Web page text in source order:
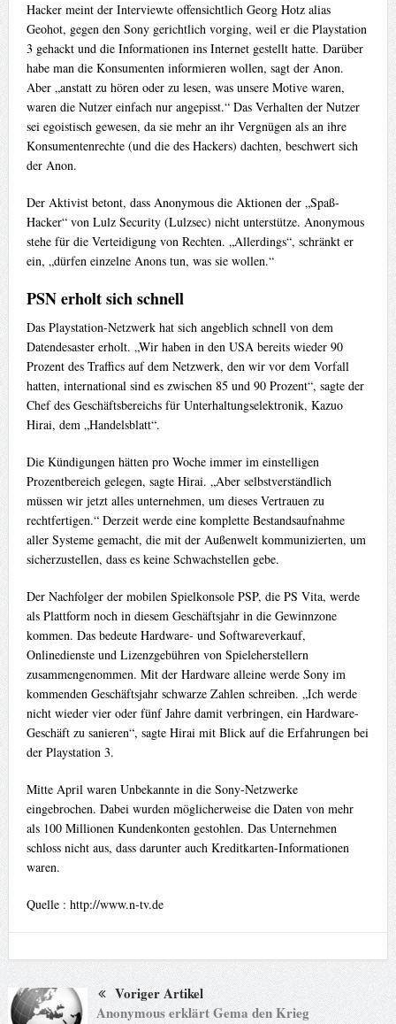
Hacker meint der Interviewte offensichtlich Georg Hotz alias
Geohot, gegen den Sony gerichtlich vorging, weil er die Playstation
3 gehackt und die Informationen ins Internet gestellt hatte. Darüber
habe man die Konsumenten informieren wollen, sagt der Anon.
Aber „anstatt zu hören oder zu lesen, was unsere Motive waren,
waren die Nutzer einfach nur angepisst.“ Das Verhalten der Nutzer
sei egoistisch gewesen, da sie mehr an ihr Vergnügen als an ihre
Konsumentenrechte (und die des Hackers) dachten, beschwert sich
der Anon.
Der Aktivist betont, dass Anonymous die Aktionen der „Spaß-
Hacker“ von Lulz Security (Lulzsec) nicht unterstütze. Anonymous
stehe für die Verteidigung von Rechten. „Allerdings“, schränkt er
ein, „dürfen einzelne Anons tun, was sie wollen.“
PSN erholt sich schnell
Das Playstation-Netzwerk hat sich angeblich schnell von dem
Datendesaster erholt. „Wir haben in den USA bereits wieder 90
Prozent des Traffics auf dem Netzwerk, den wir vor dem Vorfall
hatten, international sind es zwischen 85 und 90 Prozent“, sagte der
Chef des Geschäftsbereichs für Unterhaltungselektronik, Kazuo
Hirai, dem „Handelsblatt“.
Die Kündigungen hätten pro Woche immer im einstelligen
Prozentbereich gelegen, sagte Hirai. „Aber selbstverständlich
müssen wir jetzt alles unternehmen, um dieses Vertrauen zu
rechtfertigen.“ Derzeit werde eine komplette Bestandsaufnahme
aller Systeme gemacht, die mit der Außenwelt kommunizierten, um
sicherzustellen, dass es keine Schwachstellen gebe.
Der Nachfolger der mobilen Spielkonsole PSP, die PS Vita, werde
als Plattform noch in diesem Geschäftsjahr in die Gewinnzone
kommen. Das bedeute Hardware- und Softwareverkauf,
Onlinedienste und Lizenzgebühren von Spieleherstellern
zusammengenommen. Mit der Hardware alleine werde Sony im
kommenden Geschäftsjahr schwarze Zahlen schreiben. „Ich werde
nicht wieder vier oder fünf Jahre damit verbringen, ein Hardware-
Geschäft zu sanieren“, sagte Hirai mit Blick auf die Erfahrungen bei
der Playstation 3.
Mitte April waren Unbekannte in die Sony-Netzwerke
eingebrochen. Dabei wurden möglicherweise die Daten von mehr
als 100 Millionen Kundenkonten gestohlen. Das Unternehmen
schloss nicht aus, dass darunter auch Kreditkarten-Informationen
waren.
Quelle : http://www.n-tv.de
Voriger Artikel
Anonymous erklärt Gema den Krieg